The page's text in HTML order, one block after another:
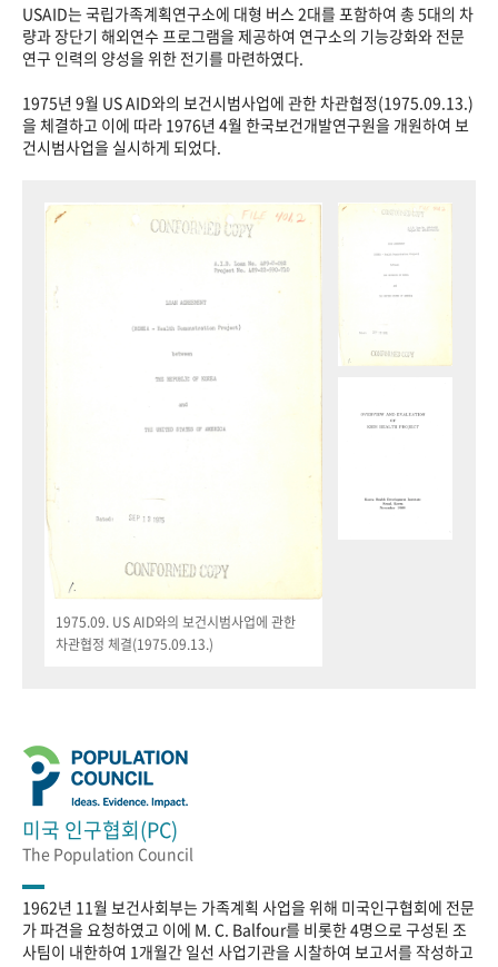
USAID는 국립가족계획연구소에 대형 버스 2대를 포함하여 총 5대의 차
량과 장단기 해외연수 프로그램을 제공하여 연구소의 기능강화와 전문
연구 인력의 양성을 위한 전기를 마련하였다.
1975년 9월 US AID와의 보건시범사업에 관한 차관협정(1975.09.13.)
을 체결하고 이에 따라 1976년 4월 한국보건개발연구원을 개원하여 보
건시범사업을 실시하게 되었다.
1975.09. US AID와의 보건시범사업에 관한
차관협정 체결(1975.09.13.)
미국 인구협회(PC)
The Population Council
1962년 11월 보건사회부는 가족계획 사업을 위해 미국인구협회에 전문
가 파견을 요청하였고 이에 M. C. Balfour를 비롯한 4명으로 구성된 조
사팀이 내한하여 1개월간 일선 사업기관을 시찰하여 보고서를 작성하고